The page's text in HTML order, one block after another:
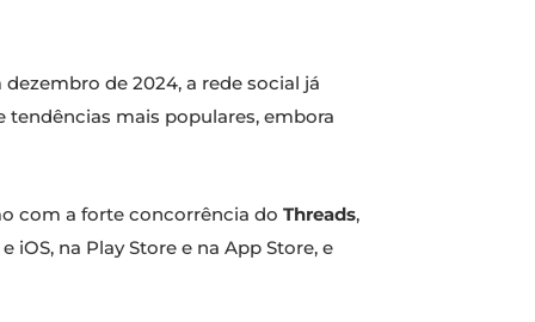
de 2024, a rede social já
tendências mais populares, embora
com a forte concorrência do Threads,
na Play Store e na App Store, e